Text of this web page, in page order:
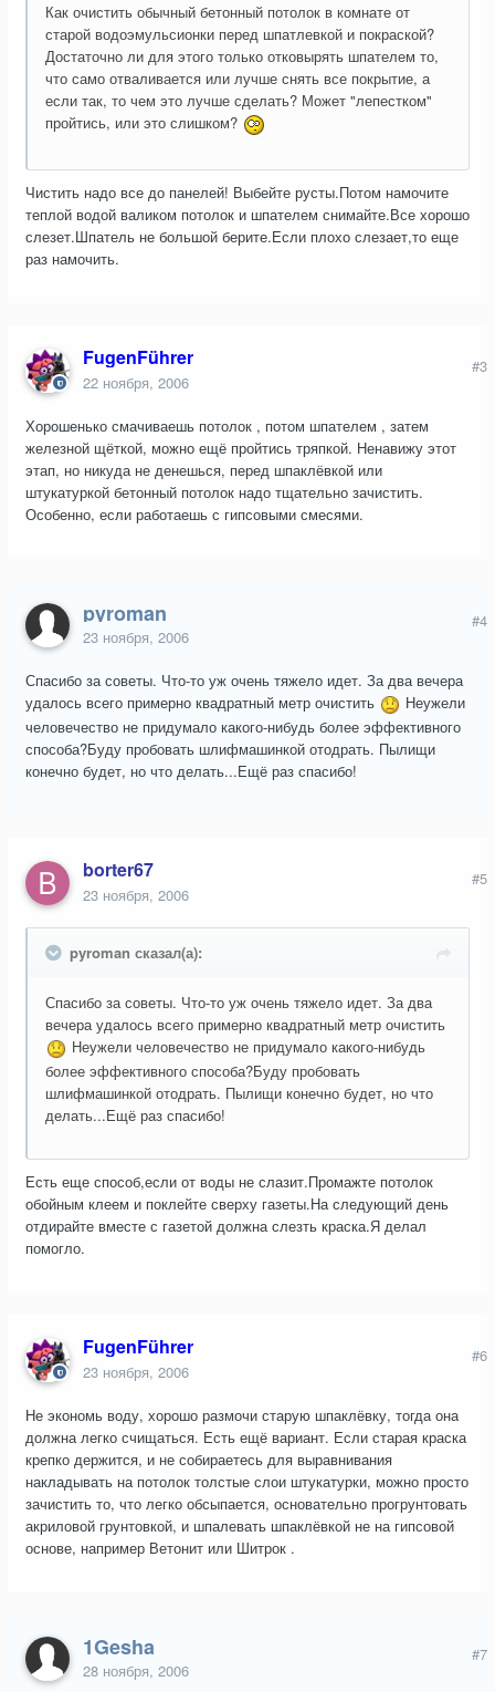
Как очистить обычный бетонный потолок в комнате от
старой водоэмульсионки перед шпатлевкой и покраской?
Достаточно ли для этого только отковырять шпателем то,
что само отваливается или лучше снять все покрытие, а
если так, то чем это лучше сделать? Может "лепестком"
пройтись, или это слишком?
Чистить надо все до панелей! Выбейте русты.Потом намочите
теплой водой валиком потолок и шпателем снимайте.Все хорошо
слезет.Шпатель не большой берите.Если плохо слезает,то еще
раз намочить.
FugenFührer
22 ноября, 2006
#3
Хорошенько смачиваешь потолок , потом шпателем , затем
железной щёткой, можно ещё пройтись тряпкой. Ненавижу этот
этап, но никуда не денешься, перед шпаклёвкой или
штукатуркой бетонный потолок надо тщательно зачистить.
Особенно, если работаешь с гипсовыми смесями.
pyroman
23 ноября, 2006
#4
Спасибо за советы. Что-то уж очень тяжело идет. За два вечера
удалось всего примерно квадратный метр очистить
Неужели
человечество не придумало какого-нибудь более эффективного
способа?Буду пробовать шлифмашинкой отодрать. Пылищи
конечно будет, но что делать...Ещё раз спасибо!
borter67
23 ноября, 2006
#5
pyroman сказал(а):
Спасибо за советы. Что-то уж очень тяжело идет. За два
вечера удалось всего примерно квадратный метр очистить
Неужели человечество не придумало какого-нибудь
более эффективного способа?Буду пробовать
шлифмашинкой отодрать. Пылищи конечно будет, но что
делать...Ещё раз спасибо!
Есть еще способ,если от воды не слазит.Промажте потолок
обойным клеем и поклейте сверху газеты.На следующий день
отдирайте вместе с газетой должна слезть краска.Я делал
помогло.
FugenFührer
23 ноября, 2006
#6
Не экономь воду, хорошо размочи старую шпаклёвку, тогда она
должна легко счищаться. Есть ещё вариант. Если старая краска
крепко держится, и не собираетесь для выравнивания
накладывать на потолок толстые слои штукатурки, можно просто
зачистить то, что легко обсыпается, основательно прогрунтовать
акриловой грунтовкой, и шпалевать шпаклёвкой не на гипсовой
основе, например Ветонит или Шитрок .
1Gesha
28 ноября, 2006
#7